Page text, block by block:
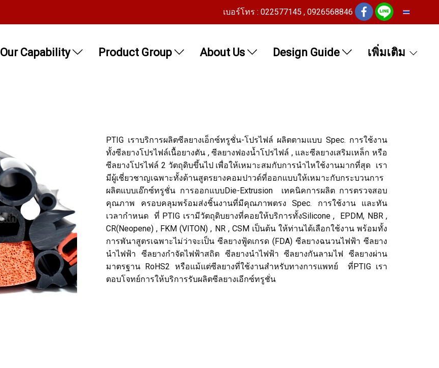
เบอร์โทร : 022577145 , 0926568846
Our Capability Product Group About Us Design Guide เพิ่มเติม
PTIG เราบริการผลิตซีลยางเอ็กซ์ทรูชั่น-โปรไฟล์ ผลิตตามแบบ Spec. การใช้งาน
ทั้งซีลยางโปรไฟล์เนื้อยางตัน , ซีลยางฟองน้ำโปรไฟล์ , และซีลยางเสริมเหล็ก หรือ
ซีลยางโปรไฟล์ 2 วัตถุดิบขึ้นไป เพื่อให้เหมาะสมกับการนำไหใช้งานมากที่สุด เรา
มีผู้เชี่ยวชาญเฉพาะทั้งด้านสูตรยางคอมปาวด์ที่ออกแบบให้เหมาะกับกระบวนการ
ผลิตแบบเอ๊กซ์ทรูชั่น การออกแบบDie-Extrusion เทคนิคการผลิต การตรวจสอบ
คุณภาพ ครอบคลุมพร้อมส่งชิ้นงานที่มีคุณภาพตรง Spec. การใช้งาน และทัน
เวลากำหนด ที่ PTIG เรามีวัตถุดิบยางที่คอยให้บริการทั้งSilicone , EPDM, NBR ,
CR(Neopene) , FKM (VITON) , NR , CSM เป็นต้น ให้ท่านได้เลือกใช้งาน พร้อมทั้ง
การพันาสูตรเฉพาะไม่ว่าจะเป็น ซีลยางฟู้ดเกรด (FDA) ซีลยางฉนวนไฟฟ้า ซีลยาง
นำไฟฟ้า ซีลยางกำจัดไฟฟ้าสถิต ซีลยางนำไฟฟ้า ซีลยางกันลามไฟ ซีลยางผ่าน
มาตรฐาน RoHS2 หรือแม้แต่ซีลยางที่ใช้งานสำหรับทางการแพทย์ ที่PTIG เรา
ตอบโจทย์การให้บริการรับผลิตซีลยางเอีกซ์ทรูชั่น